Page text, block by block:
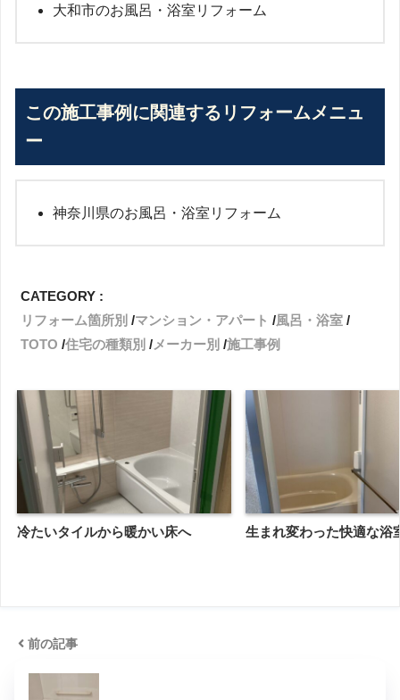
大和市のお風呂・浴室リフォーム
この施工事例に関連するリフォームメニュ
ー
神奈川県のお風呂・浴室リフォーム
CATEGORY :
リフォーム箇所別
マンション・アパート
風呂・浴室
TOTO 住宅の種類別 メーカー別 施工事例
冷たいタイルから暖かい床へ 生まれ変わった快適な浴
前の記事